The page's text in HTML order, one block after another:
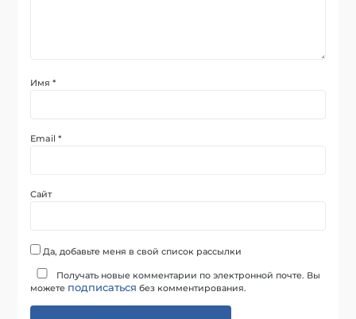
Имя*
Email*
Сайт
Да, добавьте меня в свой список рассылки
Получать новые комментарии по электронной почте. Вы
можете подписаться без комментирования.